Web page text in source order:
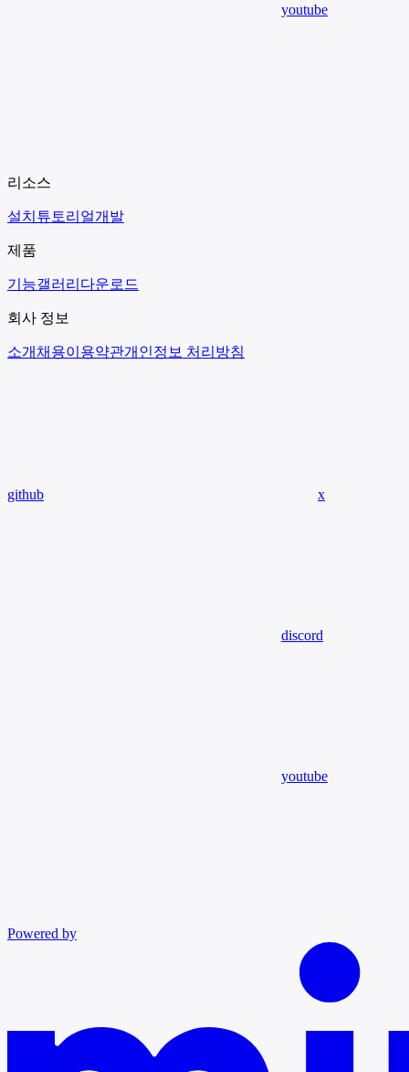
youtube
리소스
설치 튜토리얼개발
제품
기능갤러리 다운로드
회사 정보
소개 채용이용약관개인정보 처리방침
github x
discord
youtube
Powered by